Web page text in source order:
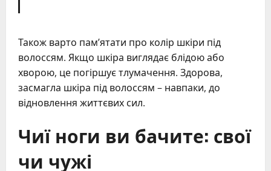
Також варто пам’ятати про колір шкіри під
волоссям. Якщо шкіра виглядає блідою або
хворою, це погіршує тлумачення. Здорова,
засмагла шкіра під волоссям – навпаки, до
відновлення життєвих сил.
Чиї ноги ви бачите: свої
чи чужі